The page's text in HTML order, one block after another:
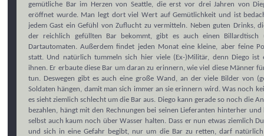
gemütliche Bar im Herzen von Seattle, die erst vor drei Jahren von
eröffnet wurde. Man legt dort viel Wert auf Gemütlichkeit und ist
jedem Gast ein Gefühl von Zuflucht zu vermitteln. Neben guten Drinks,
der reichlich gefüllten Bar bekommt, gibt es auch einen Billardtisch
Dartautomaten. Außerdem findet jeden Monat eine kleine, aber feine
statt. Und natürlich tummeln sich hier viele (Ex-)Militär, denn Diego ist
ihnen. Er erbaute diese Bar um daran zu erinnern, wie viel diese Männer
tun. Deswegen gibt es auch eine große Wand, an der viele Bilder von
Soldaten hängen, damit man sich immer an sie erinnern wird. Was noch
es sieht ziemlich schlecht um die Bar aus. Diego kann gerade so noch die
bezahlen, hängt mit den Rechnungen bei seinen Lieferanten hinterher und
selbst auch kaum noch über Wasser halten. Dass er nun etwas ziemlich
und sich in eine Gefahr begibt, nur um die Bar zu retten, darf